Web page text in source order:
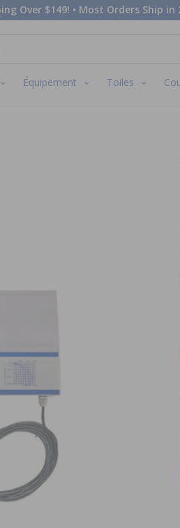
Over $149! • Most Orders Ship
Équipement Toiles